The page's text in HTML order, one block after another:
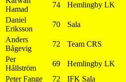
Hamad
74 Hemlingby LK
Daniel
Eriksson
70 Sala
Anders
Bågevig
72 Team CRS
Per
Hållström
69 Hemlingby LK
Peter Fange
72 IFK Sala